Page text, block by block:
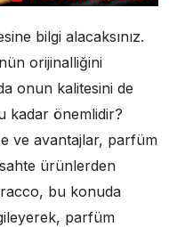
bilgi alacaksınız.
orijinalliğini
onun kalitesini de
kadar önemlidir?
ve avantajlar, parfüm
ürünlerden
bu konuda
parfüm